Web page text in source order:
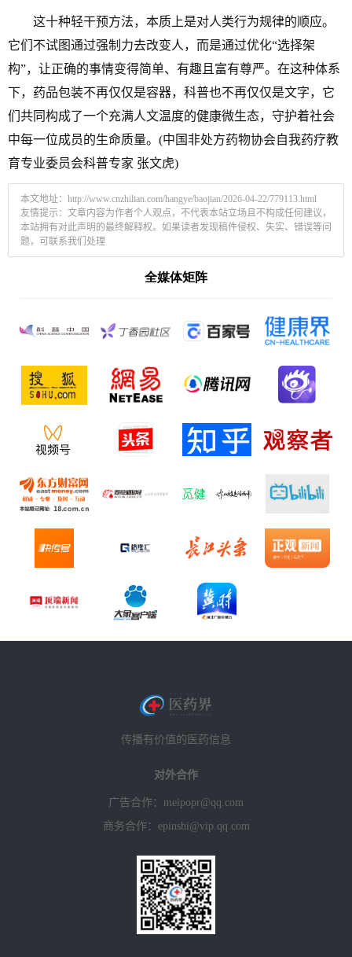
这十种轻干预方法，本质上是对人类行为规律的顺应。
它们不试图通过强制力去改变人，而是通过优化“选择架
构”，让正确的事情变得简单、有趣且富有尊严。在这种体系
下，药品包装不再仅仅是容器，科普也不再仅仅是文字，它
们共同构成了一个充满人文温度的健康微生态，守护着社会
中每一位成员的生命质量。(中国非处方药物协会自我药疗教
育专业委员会科普专家 张文虎)
本文地址： http://www.cnzhilian.com/hangye/baojian/2026-04-22/779113.html
友情提示：文章内容为作者个人观点，不代表本站立场且不构成任何建议，
本站拥有对此声明的最终解释权。如果读者发现稿件侵权、失实、错误等问
题，可联系我们处理
传播有价值的医药信息
对外合作
广告合作：meipopr@qq.com
商务合作：epinshi@vip.qq.com